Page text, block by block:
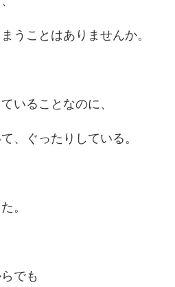
うことはありませんか。
いることなのに、
、ぐったりしている。
。
でも